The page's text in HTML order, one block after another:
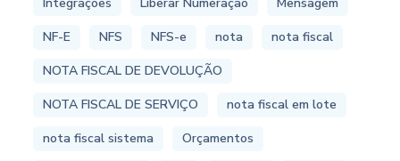
NF-E
NFS NFS-e nota
nota fiscal
NOTA FISCAL DE DEVOLUÇÃO
NOTA FISCAL DE SERVIÇO
nota fiscal em lote
nota fiscal sistema
Orçamentos